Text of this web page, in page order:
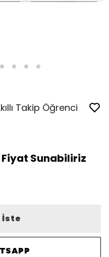
Takip Öğrenci
Fiyat Sunabiliriz